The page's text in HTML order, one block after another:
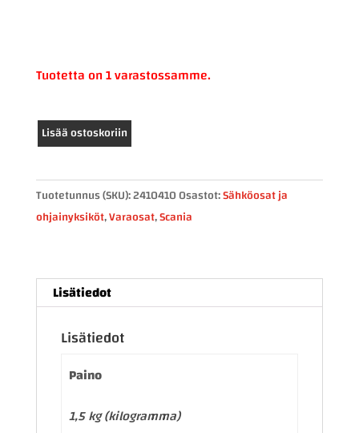
Tuotetta on 1 varastossamme.
Scania
COO8-
2410410
määrä
Lisää ostoskoriin
Tuotetunnus (SKU):2410410Osastot:Sähköosat ja
ohjainyksiköt,Varaosat,Scania
Lisätiedot
Lisätiedot
Paino
1,5 kg (kilogramma)